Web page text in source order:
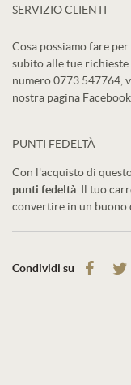
SERVIZIO CLIENTI
Cosa possiamo fare
subito alle tue
numero 0773 547764,
nostra pagina Facebook.
PUNTI FEDELTÀ
Con l'acquisto di
punti fedeltà . Il tuo
convertire in un buono
Condividi su